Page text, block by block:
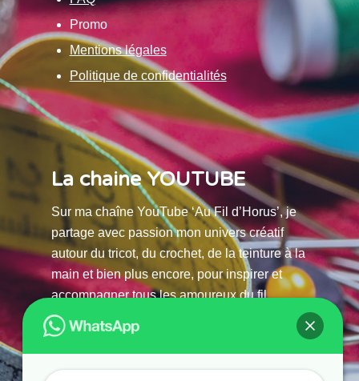
Promo
Mentions légales
Politique de confidentialités
La chaine YOUTUBE
Sur ma chaîne YouTube ‘Au Fil d’Horus’, je
partage avec passion mon univers créatif
autour du tricot, du crochet, de la teinture à la
main et bien plus encore, pour inspirer et
accompagner tous les amoureux du fil.